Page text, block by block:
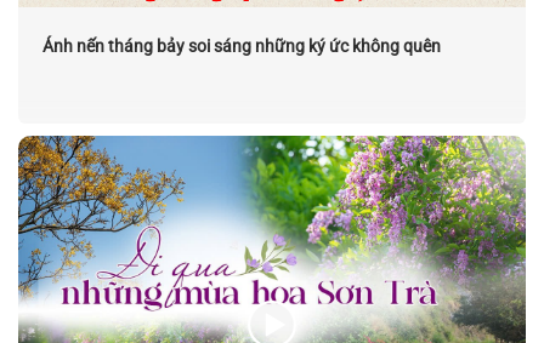
Ánh nến tháng bảy soi sáng những ký ức không quên